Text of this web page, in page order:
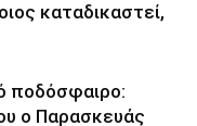
καταδικαστεί,
ποδόσφαιρο:
ο Παρασκευάς